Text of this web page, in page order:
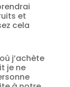
et
cela
j’achète
je ne